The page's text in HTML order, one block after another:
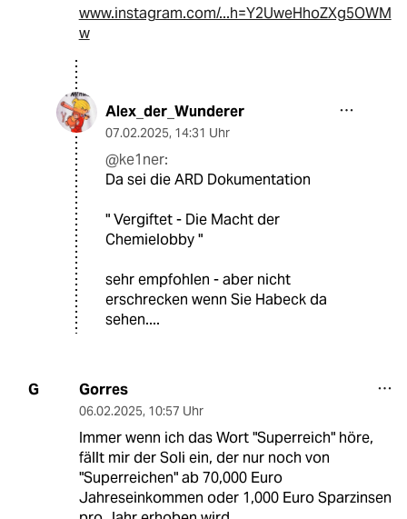
www.instagram.com/...h=Y2UweHhoZXg5OWM
w
Alex_der_Wunderer
07.02.2025, 14:31 Uhr
@ke1ner:
Da sei die ARD Dokumentation
" Vergiftet - Die Macht der
Chemielobby "
sehr empfohlen - aber nicht
erschrecken wenn Sie Habeck da
sehen....
G Gorres
06.02.2025, 10:57 Uhr
Immer wenn ich das Wort "Superreich" höre,
fällt mir der Soli ein, der nur noch von
"Superreichen" ab 70,000 Euro
Jahreseinkommen oder 1,000 Euro Sparzinsen